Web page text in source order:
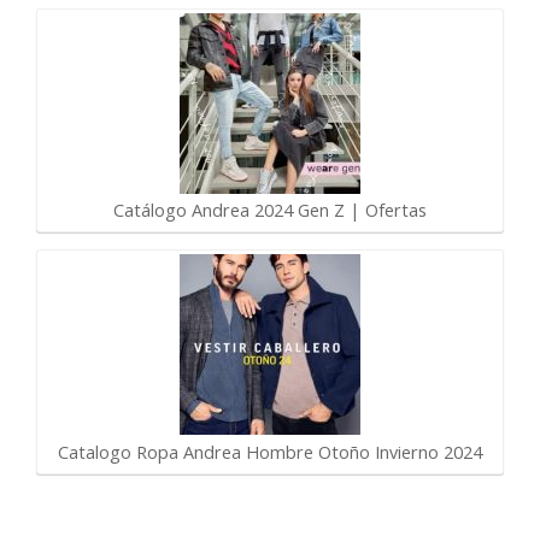
Catálogo Andrea 2024 Gen Z | Ofertas
Catalogo Ropa Andrea Hombre Otoño Invierno 2024